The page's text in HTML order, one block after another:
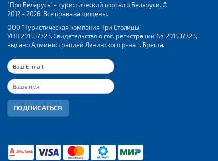
"Про Беларусь" - туристический портал о Беларуси. ©
2012 - 2026. Все права защищены.
ООО "Туристическая компания Три Столицы"
УНП 291537723. Свидетельство о гос. регистрации № 291537723,
выдано Администрацией Ленинского р-на г. Бреста.
ПОДПИСАТЬСЯ